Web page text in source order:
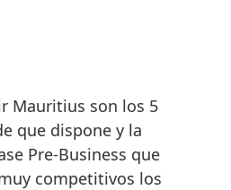
Mauritius son los 5
que dispone y la
Pre-Business que
competitivos los